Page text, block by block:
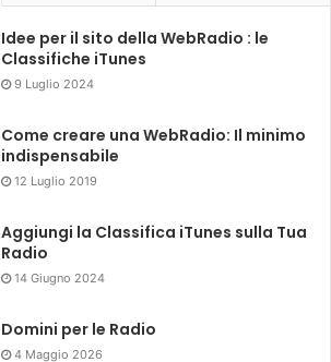
Idee per il sito della WebRadio : le
Classifiche iTunes
9 Luglio 2024
Come creare una WebRadio: Il minimo
indispensabile
12 Luglio 2019
Aggiungi la Classifica iTunes sulla Tua
Radio
14 Giugno 2024
Domini per le Radio
4 Maggio 2026